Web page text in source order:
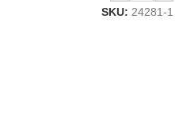
SKU: 24281-1